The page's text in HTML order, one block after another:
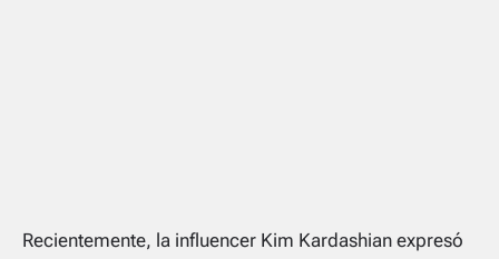
Recientemente, la influencer Kim Kardashian expresó